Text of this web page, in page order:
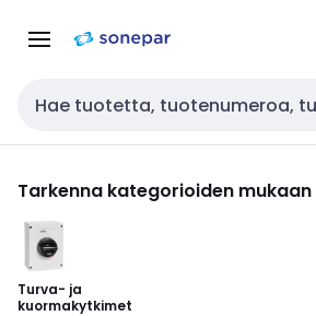
navigointiinsisältöön
Haku
Tarkenna kategorioiden mukaan
Turva- ja
kuormakytkimet